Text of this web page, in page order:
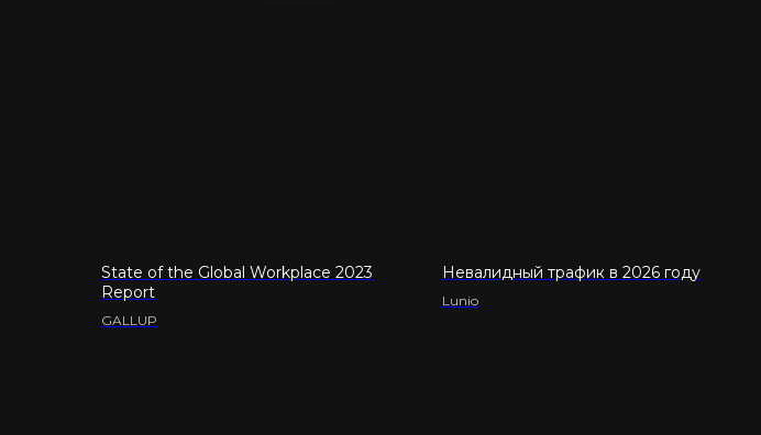
State of the Global Workplace 2023
Report
GALLUP
Невалидный трафик в 2026 году
Lunio